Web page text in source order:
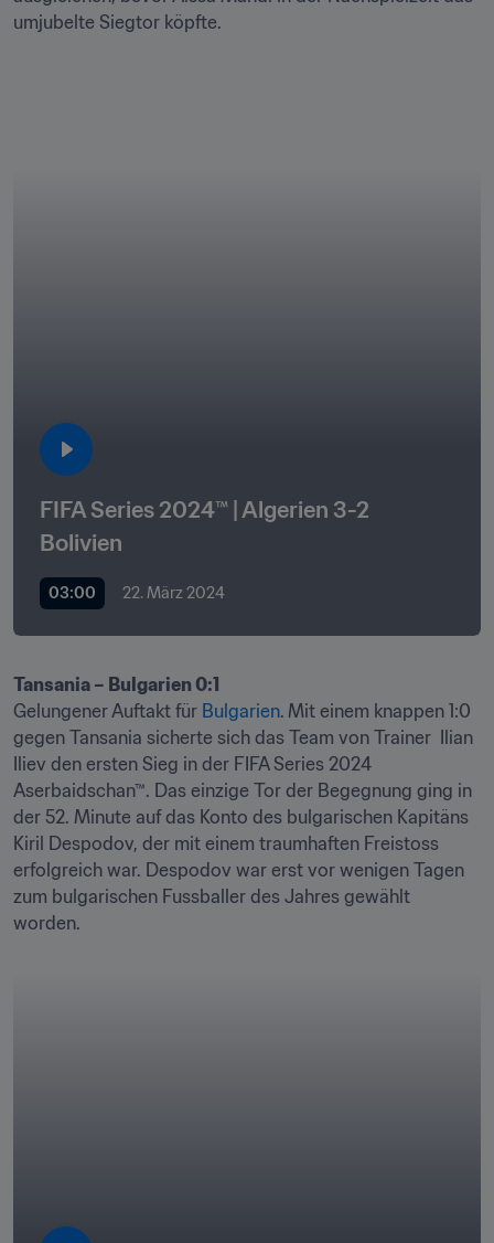
umjubelte Siegtor köpfte.
FIFA Series 2024™ | Algerien 3-2
Bolivien
03:00 22. März 2024
Gelungener Auftakt für Bulgarien. Mit einem knappen 1:0
gegen Tansania sicherte sich das Team von Trainer  Ilian
Iliev den ersten Sieg in der FIFA Series 2024
Aserbaidschan™. Das einzige Tor der Begegnung ging in
der 52. Minute auf das Konto des bulgarischen Kapitäns
Kiril Despodov, der mit einem traumhaften Freistoss
erfolgreich war. Despodov war erst vor wenigen Tagen
zum bulgarischen Fussballer des Jahres gewählt
worden.